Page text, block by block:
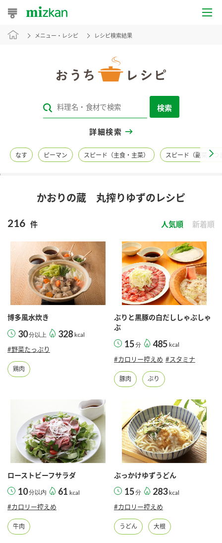
おうちレシピ
レシピカテゴリ一覧
レシピ名特集
商品情報
商品カテゴリ
酢 調味酢
お酢ドリンク ぽん酢
鍋用調味料
たれ
スープ 中華
クイック調味料 レモン果汁
ふりかけ おすしの素
新商品一覧
キャンペーン情報
ブランド・スペシャルサイト
ブランド・スペシャルサイト トップ
くらしプラ酢
お酢ドリンク
味ぽん
ぽん酢
かおりの蔵
つゆ
鍋なび
納豆のサイト
PIN印
企業情報
国内事業概要
企業理念
ミツカンの歴史
ミツカンを知る
環境への取り組み
水の文化センター（アーカイブ）
採用情報
ニュースリリース
お客様相談センター
メニュー・レシピ レシピ検索結果
検索
詳細検索
なす ピーマン スピード（主食・主菜） スピード（副菜・つ
かおりの蔵 丸搾りゆずのレシピ
216 件 人気順 新着順
博多風水炊き
30分以上 328 kcal
#野菜たっぷり
鶏肉
ぶりと黒豚の白だししゃぶしゃ
ぶ
15分 485 kcal
#カロリー控えめ #スタミナ
豚肉 ぶり
ローストビーフサラダ
10分以内 61 kcal
#カロリー控えめ
牛肉
ぶっかけゆずうどん
15分 283 kcal
#カロリー控えめ
うどん 大根